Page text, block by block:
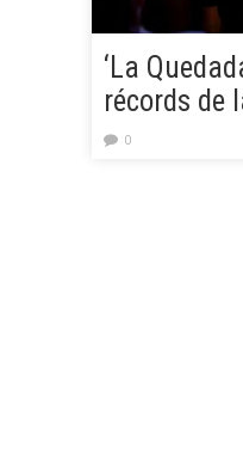
‘La
récords de
promete
0